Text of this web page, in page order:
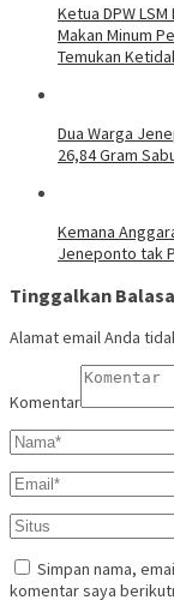
Ketua DPW
Makan Minum
Temukan
Dua Warga
26,84 Gram
Kemana
Jeneponto tak
Tinggalkan
Alamat email Anda
Komentar
Simpan nama,
komentar saya